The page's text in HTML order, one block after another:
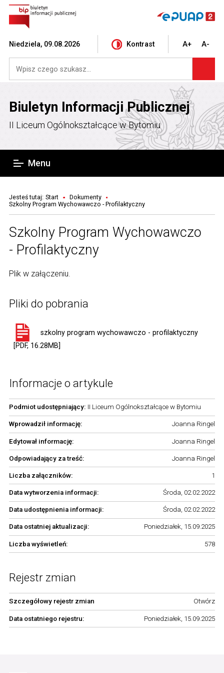
Niedziela, 09.08.2026 Kontrast A+ A-
Biuletyn Informacji Publicznej
II Liceum Ogólnokształcące w Bytomiu
Menu
Jesteś tutaj: Start
Dokumenty
Szkolny Program Wychowawczo - Profilaktyczny
Szkolny Program Wychowawczo
- Profilaktyczny
Plik w załączeniu.
Pliki do pobrania
szkolny program wychowawczo - profilaktyczny
[PDF, 16.28MB]
Informacje o artykule
Podmiot udostępniający: II Liceum Ogólnokształcące w Bytomiu
Wprowadził informację: Joanna Ringel
Edytował informację: Joanna Ringel
Odpowiadający za treść: Joanna Ringel
Liczba załączników: 1
Data wytworzenia informacji: Środa, 02.02.2022
Data udostępnienia informacji: Środa, 02.02.2022
Data ostatniej aktualizacji: Poniedziałek, 15.09.2025
Liczba wyświetleń: 578
Rejestr zmian
Szczegółowy rejestr zmian Otwórz
Data ostatniego rejestru: Poniedziałek, 15.09.2025